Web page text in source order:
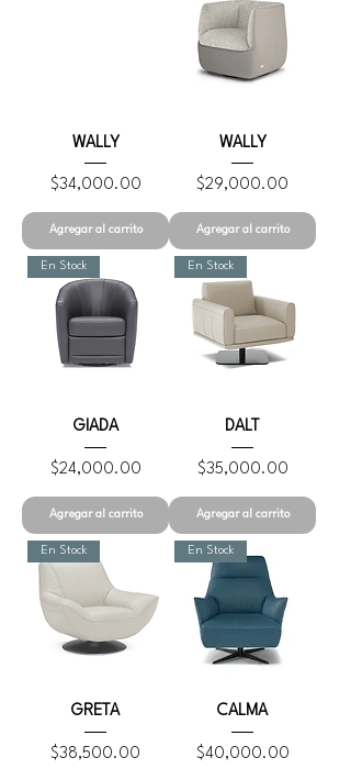
WALLY
Precio
$34,000.00
Agregar al carrito
WALLY
Precio
$29,000.00
Agregar al carrito
En Stock
GIADA
Precio
$24,000.00
Agregar al carrito
En Stock
DALT
Precio
$35,000.00
Agregar al carrito
En Stock
GRETA
Precio
$38,500.00
En Stock
CALMA
Precio
$40,000.00